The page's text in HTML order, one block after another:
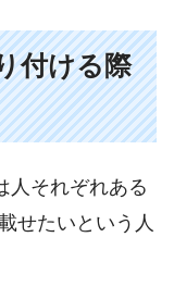
付ける際
人それぞれある
せたいという人